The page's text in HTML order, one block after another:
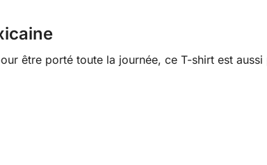
être porté toute la journée, ce T-shirt est